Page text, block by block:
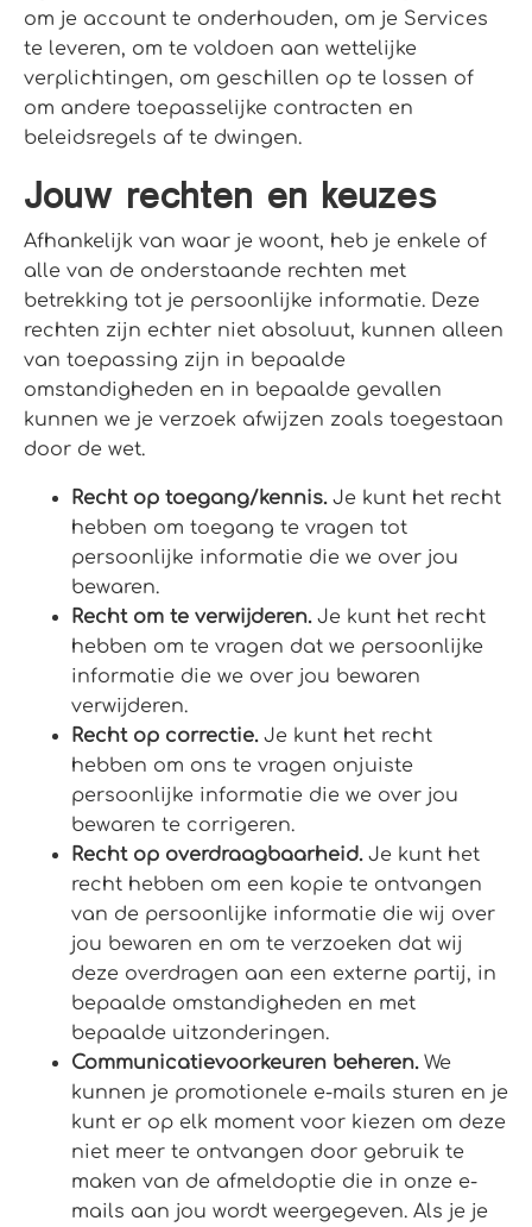
om je account te onderhouden, om je Services
te leveren, om te voldoen aan wettelijke
verplichtingen, om geschillen op te lossen of
om andere toepasselijke contracten en
beleidsregels af te dwingen.
Jouw rechten en keuzes
Afhankelijk van waar je woont, heb je enkele of
alle van de onderstaande rechten met
betrekking tot je persoonlijke informatie. Deze
rechten zijn echter niet absoluut, kunnen alleen
van toepassing zijn in bepaalde
omstandigheden en in bepaalde gevallen
kunnen we je verzoek afwijzen zoals toegestaan
door de wet.
Recht op toegang/kennis.Je kunt het recht
hebben om toegang te vragen tot
persoonlijke informatie die we over jou
bewaren.
Recht om te verwijderen.Je kunt het recht
hebben om te vragen dat we persoonlijke
informatie die we over jou bewaren
verwijderen.
Recht op correctie.Je kunt het recht
hebben om ons te vragen onjuiste
persoonlijke informatie die we over jou
bewaren te corrigeren.
Recht op overdraagbaarheid.Je kunt het
recht hebben om een kopie te ontvangen
van de persoonlijke informatie die wij over
jou bewaren en om te verzoeken dat wij
deze overdragen aan een externe partij, in
bepaalde omstandigheden en met
bepaalde uitzonderingen.
Communicatievoorkeuren beheren.We
kunnen je promotionele e-mails sturen en je
kunt er op elk moment voor kiezen om deze
niet meer te ontvangen door gebruik te
maken van de afmeldoptie die in onze e-
mails aan jou wordt weergegeven. Als je je